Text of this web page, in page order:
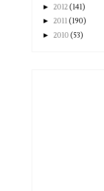
► 2012(141)
► 2011(190)
► 2010 (53)